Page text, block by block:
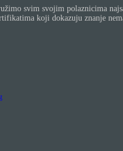
svim svojim polaznicima
koji dokazuju znanje